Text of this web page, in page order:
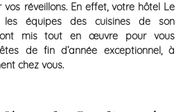
réveillons. En effet, votre hôtel Le
équipes des cuisines de son
mis tout en œuvre pour vous
de fin d’année exceptionnel, à
chez vous.